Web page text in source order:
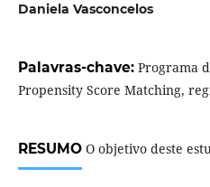
Daniela Vasconcelos
Palavras-chave: Programa
Propensity Score Matching,
RESUMOO objetivo deste